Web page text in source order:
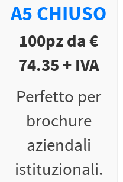
A5 CHIUSO
100pz da €
74.35 + IVA
Perfetto per
brochure
aziendali
istituzionali.